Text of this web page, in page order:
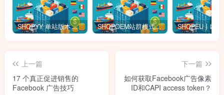
SHOPYY 单站版本怎么收费？有免佣金额度吗？一年多少钱？ SHOPOEM站群模式怎么收费？不限品不封店独立站站群，送10个企业版网站！建站全免费！开通找站长
上一篇
17 个真正促进销售的
Facebook 广告技巧
下一篇
如何获取Facebook广告像素
ID和CAPI access token？